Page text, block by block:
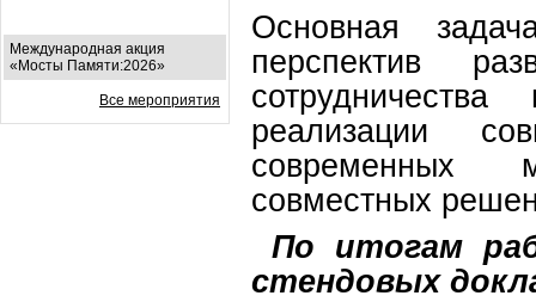
Международная акция
«Мосты Памяти:2026»
Все мероприятия
Основная
перспектив
реализации
современных
совместных
По итогам
стендовых